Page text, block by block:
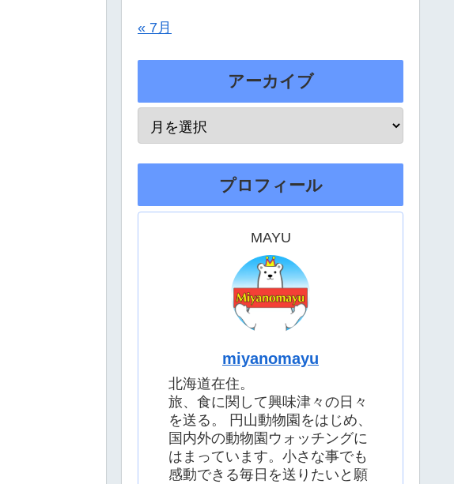
« 7月
アーカイブ
プロフィール
MAYU
miyanomayu
北海道在住。
旅、食に関して興味津々の日々
を送る。 円山動物園をはじめ、
国内外の動物園ウォッチングに
はまっています。小さな事でも
感動できる毎日を送りたいと願